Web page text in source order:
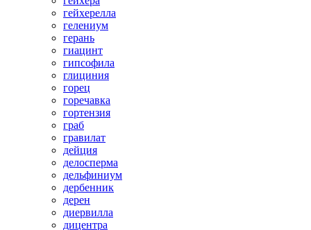
гейхерелла
гелениум
герань
гиацинт
гипсофила
глициния
горец
горечавка
гортензия
граб
гравилат
дейция
делосперма
дельфиниум
дербенник
дерен
диервилла
дицентра